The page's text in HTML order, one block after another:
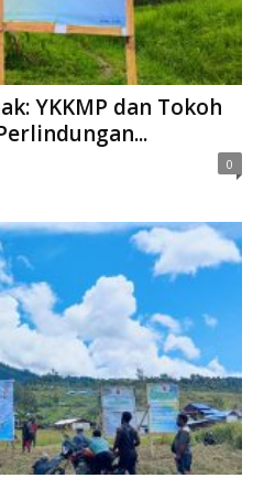
YKKMP dan Tokoh
0